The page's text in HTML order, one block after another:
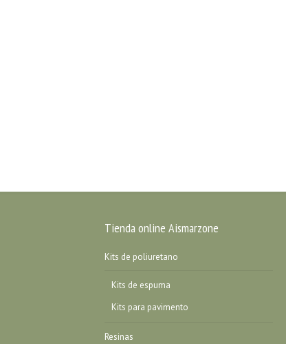
Tienda online Aismarzone
Kits de poliuretano
Kits de espuma
Kits para pavimento
Resinas